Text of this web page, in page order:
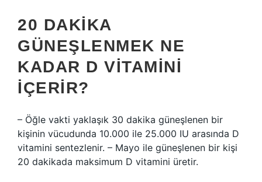
20 DAKIKA
GÜNEŞLENMEK NE
KADAR D VITAMINI
IÇERIR?
– Öğle vakti yaklaşık 30 dakika güneşlenen bir
kişinin vücudunda 10.000 ile 25.000 IU arasında D
vitamini sentezlenir. – Mayo ile güneşlenen bir kişi
20 dakikada maksimum D vitamini üretir.